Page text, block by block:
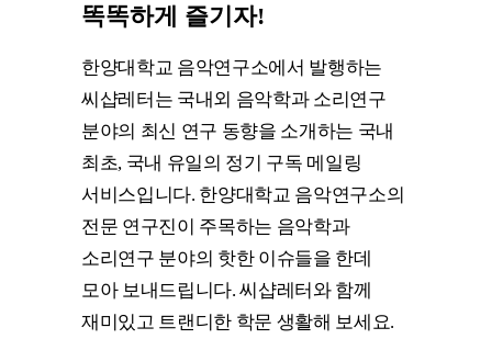
똑똑하게 즐기자!
한양대학교 음악연구소에서 발행하는
씨샵레터는 국내외 음악학과 소리연구
분야의 최신 연구 동향을 소개하는 국내
최초, 국내 유일의 정기 구독 메일링
서비스입니다. 한양대학교 음악연구소의
전문 연구진이 주목하는 음악학과
소리연구 분야의 핫한 이슈들을 한데
모아 보내드립니다. 씨샵레터와 함께
재미있고 트랜디한 학문 생활해 보세요.